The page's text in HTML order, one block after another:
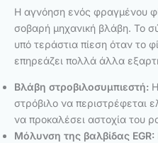
Η αγνόηση ενός φραγμένου
σοβαρή μηχανική βλάβη. Το
υπό τεράστια πίεση όταν το
επηρεάζει πολλά άλλα
Βλάβη στροβιλοσυμπιεστή:
στρόβιλο να περιστρέφεται
να προκαλέσει αστοχία του
Μόλυνση της βαλβίδας EGR: